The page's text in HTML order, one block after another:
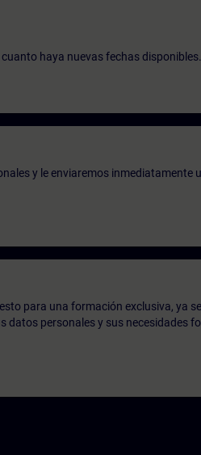
haya nuevas fechas disponibles.
y le enviaremos inmediatamente
para una formación exclusiva, ya
datos personales y sus necesidades